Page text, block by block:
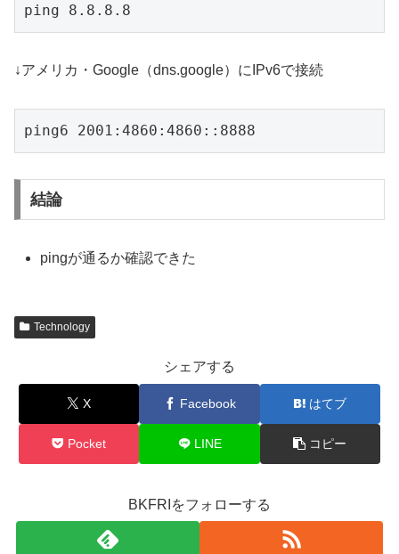
ping 8.8.8.8
↓アメリカ・Google（dns.google）にIPv6で接続
ping6 2001:4860:4860::8888
結論
pingが通るか確認できた
Technology
シェアする
X Facebook はてブ
Pocket LINE コピー
BKFRIをフォローする